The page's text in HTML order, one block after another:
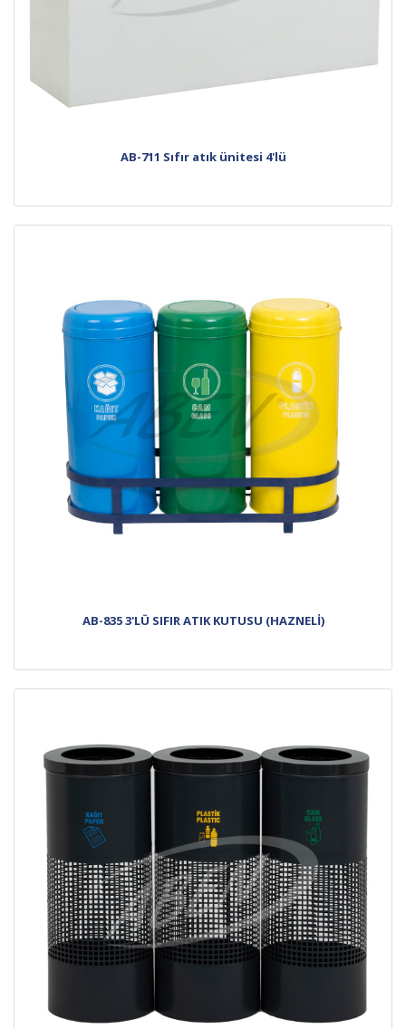
AB-711 Sıfır atık ünitesi 4'lü
AB-835 3'LÜ SIFIR ATIK KUTUSU (HAZNELİ)